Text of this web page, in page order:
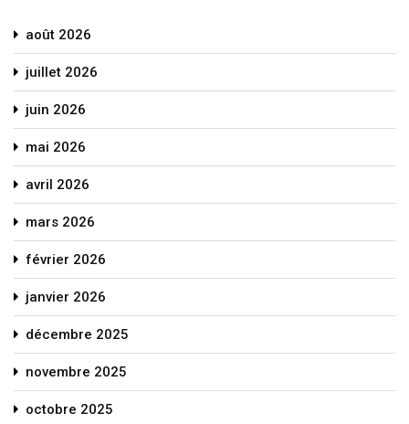
août 2026
juillet 2026
juin 2026
mai 2026
avril 2026
mars 2026
février 2026
janvier 2026
décembre 2025
novembre 2025
octobre 2025